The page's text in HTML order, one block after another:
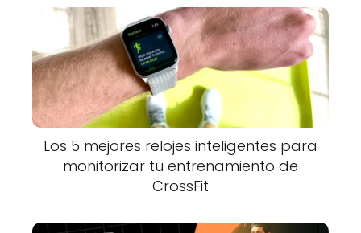
Los 5 mejores relojes inteligentes para
monitorizar tu entrenamiento de
CrossFit